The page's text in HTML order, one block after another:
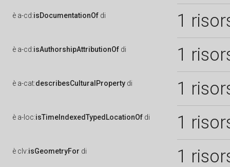
è a-cd:isDocumentationOf di 1
è a-cd:isAuthorshipAttributionOf di 1
è a-cat:describesCulturalProperty di 1
è a-loc:isTimeIndexedTypedLocationOf di 1
è clv:isGeometryFor di 1